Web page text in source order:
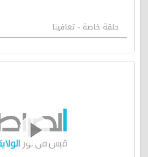
حلقة خاصة - تعافينا